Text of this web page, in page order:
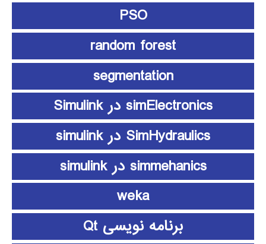
PSO
random forest
segmentation
simElectronics در Simulink
SimHydraulics در simulink
simmehanics در simulink
weka
برنامه نویسی Qt